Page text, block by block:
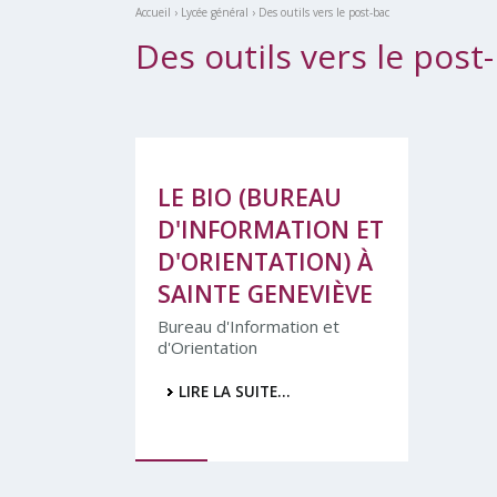
Accueil › Lycée général › Des outils vers le post-bac
Des outils vers le
LE BIO (BUREAU
D'INFORMATION ET
D'ORIENTATION) À
SAINTE GENEVIÈVE
Bureau d'Information et
d'Orientation
LIRE LA SUITE…